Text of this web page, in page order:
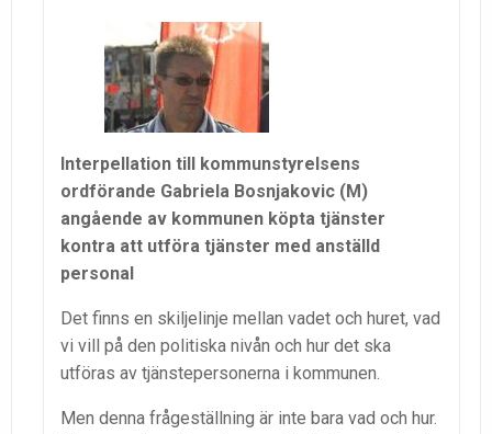
Interpellation till kommunstyrelsens
ordförande Gabriela Bosnjakovic (M)
angående av kommunen köpta tjänster
kontra att utföra tjänster med anställd
personal
Det finns en skiljelinje mellan vadet och huret, vad
vi vill på den politiska nivån och hur det ska
utföras av tjänstepersonerna i kommunen.
Men denna frågeställning är inte bara vad och hur.